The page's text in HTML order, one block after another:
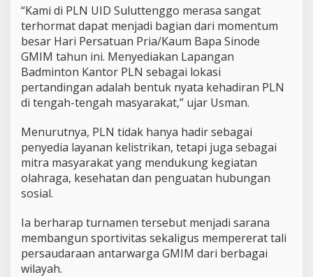
M
2
0
2
6
“Kami di PLN UID Suluttenggo merasa sangat
terhormat dapat menjadi bagian dari momentum
besar Hari Persatuan Pria/Kaum Bapa Sinode
GMIM tahun ini. Menyediakan Lapangan
Badminton Kantor PLN sebagai lokasi
pertandingan adalah bentuk nyata kehadiran PLN
di tengah-tengah masyarakat,” ujar Usman.
Menurutnya, PLN tidak hanya hadir sebagai
penyedia layanan kelistrikan, tetapi juga sebagai
mitra masyarakat yang mendukung kegiatan
olahraga, kesehatan dan penguatan hubungan
sosial.
Ia berharap turnamen tersebut menjadi sarana
membangun sportivitas sekaligus mempererat tali
persaudaraan antarwarga GMIM dari berbagai
wilayah.